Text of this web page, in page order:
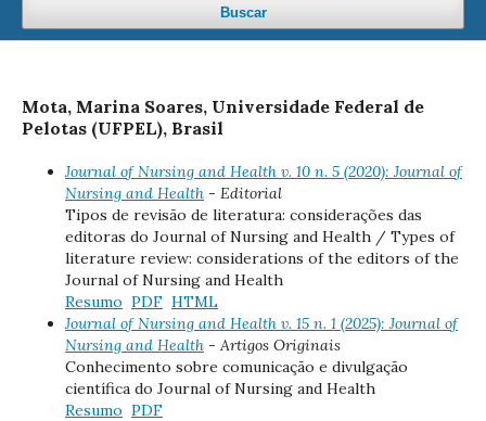
Buscar
Mota, Marina Soares, Universidade Federal de
Pelotas (UFPEL), Brasil
Journal of Nursing and Health v. 10 n. 5 (2020): Journal of
Nursing and Health - Editorial
Tipos de revisão de literatura: considerações das
editoras do Journal of Nursing and Health / Types of
literature review: considerations of the editors of the
Journal of Nursing and Health
Resumo PDF HTML
Journal of Nursing and Health v. 15 n. 1 (2025): Journal of
Nursing and Health - Artigos Originais
Conhecimento sobre comunicação e divulgação
científica do Journal of Nursing and Health
Resumo PDF